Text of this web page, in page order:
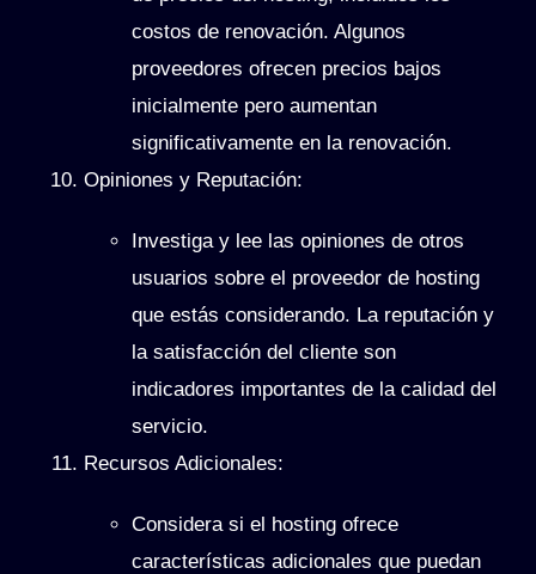
costos de renovación. Algunos
proveedores ofrecen precios bajos
inicialmente pero aumentan
significativamente en la renovación.
Opiniones y Reputación:
Investiga y lee las opiniones de otros
usuarios sobre el proveedor de hosting
que estás considerando. La reputación y
la satisfacción del cliente son
indicadores importantes de la calidad del
servicio.
Recursos Adicionales:
Considera si el hosting ofrece
características adicionales que puedan